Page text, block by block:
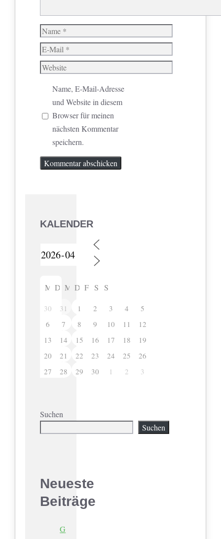
Name
E-
Mail
Website
Name, E-Mail-Adresse
und Website in diesem
Browser für meinen
nächsten Kommentar
speichern.
KALENDER
M D M D F S S
30 31 1 2 3 4
5
6
7 8 9 10 11
12
13
14 15 16 17 18
19
20
21 22 23 24 25
26
27
28 29 30 1 2 3
Suchen
Suchen
Neueste
Beiträge
G